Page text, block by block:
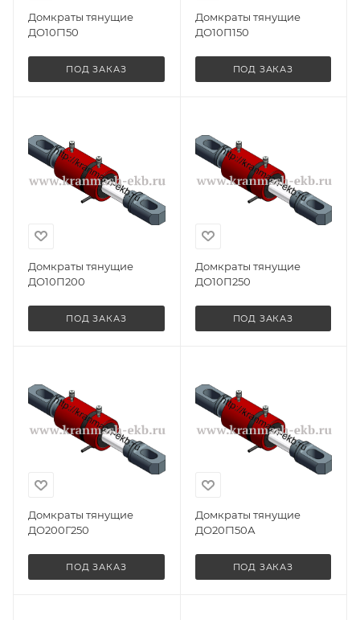
Домкраты тянущие
ДО10Г150
ПОД ЗАКАЗ
Домкраты тянущие
ДО10П150
ПОД ЗАКАЗ
Домкраты тянущие
ДО10П200
ПОД ЗАКАЗ
Домкраты тянущие
ДО10П250
ПОД ЗАКАЗ
Домкраты тянущие
ДО200Г250
ПОД ЗАКАЗ
Домкраты тянущие
ДО20Г150А
ПОД ЗАКАЗ